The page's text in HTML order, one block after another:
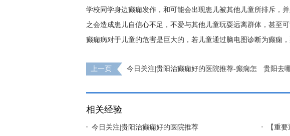
学校同学身边癫痫发作，和可能会出现患儿被其他儿童所排斥，
之会造成患儿自信心不足，不爱与其他儿童玩耍远离群体，甚至
癫痫病对于儿童的危害是巨大的，若儿童通过脑电图诊断为癫痫
上一页
今日关注|贵阳治癫痫好的医院推荐-癫痫怎
贵阳去
相关经验
今日关注|贵阳治癫痫好的医院推荐
【重